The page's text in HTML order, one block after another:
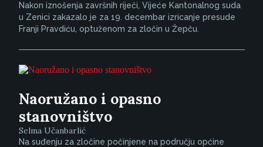
Nakon iznošenja završnih riječi, Vijeće Kantonalnog suda
u Zenici zakazalo je za 19. decembar izricanje presude
Franji Pravdiću, optuženom za zločin u Žepču.
Naoružano i opasno
stanovništvo
Selma Učanbarlić
Na suđenju za zločine počinjene na području općine